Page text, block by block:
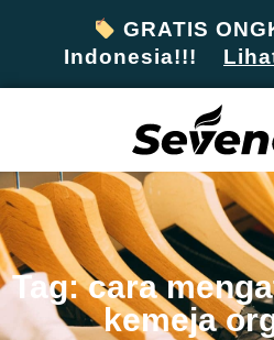
GRATIS
Indonesia!!!
Tag: cara
kemeja